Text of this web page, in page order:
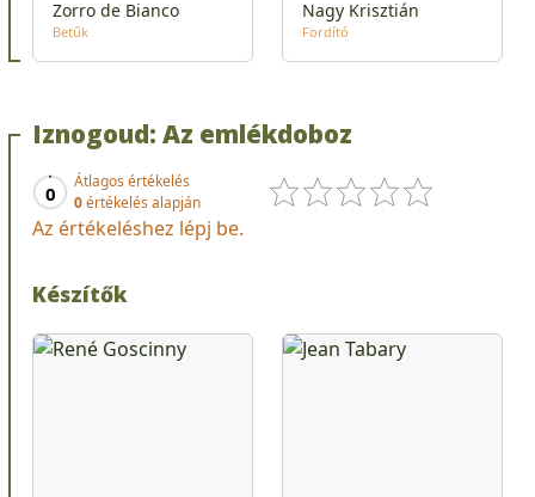
Zorro de Bianco
Betűk
Nagy Krisztián
Fordító
Iznogoud: Az emlékdoboz
0
Átlagos értékelés
0értékelés alapján
Az értékeléshez lépj be.
Készítők